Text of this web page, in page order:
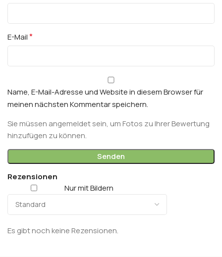
Rezensionen
Nur mit Bildern
Es gibt noch keine Rezensionen.
E-Mail*
Name, E-Mail-Adresse und Website in diesem Browser für
meinen nächsten Kommentar speichern.
Sie müssen angemeldet sein, um Fotos zu Ihrer Bewertung
hinzufügen zu können.